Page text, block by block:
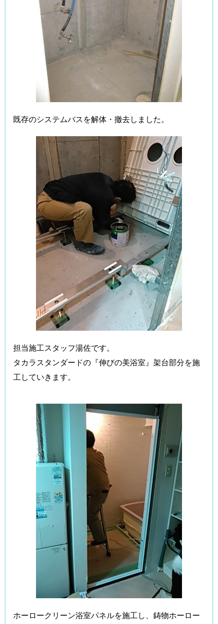
既存のシステムバスを解体・撤去しました。
担当施工スタッフ湯佐です。
タカラスタンダードの『伸びの美浴室』架台部分を施
工していきます。
ホーロークリーン浴室パネルを施工し、鋳物ホーロー